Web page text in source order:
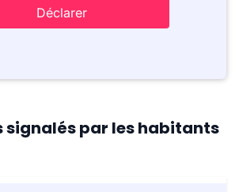
Déclarer
signalés par les habitants